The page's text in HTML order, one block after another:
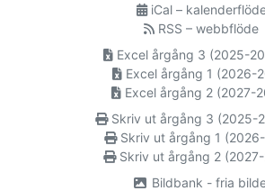
iCal –
RSS – webbflöde
Excel årgång 3 (2025-
Excel årgång 1 (2026-
Excel årgång 2 (2027-
Skriv ut årgång 3 (2025-
Skriv ut årgång 1
Skriv ut årgång 2
Bildbank - fria